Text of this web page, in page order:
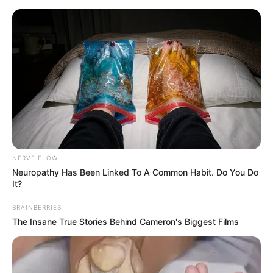
HBO Max ma nowy hit akcji! Film z
Jasonem Stathamem podbija
platformę
Mateusz Zaczyk 16 maja 2026 Aktualności
NERVE FLOW
Neuropathy Has Been Linked To A Common Habit. Do You Do
It?
BRAINBERRIES
The Insane True Stories Behind Cameron's Biggest Films